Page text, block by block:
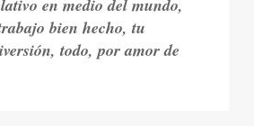
en medio del mundo,
bien hecho, tu
todo, por amor de